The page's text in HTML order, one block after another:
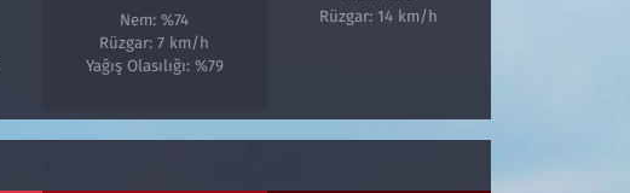
Nem: %74
Rüzgar: 7 km/h
Yağış Olasılığı: %79
Rüzgar: 14 km/h